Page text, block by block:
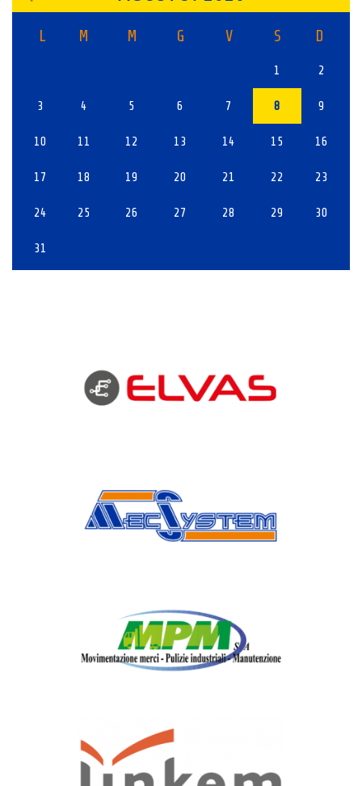
L M M G V S D
1 2
3 4 5 6 7 8 9
10 11 12 13 14 15 16
17 18 19 20 21 22 23
24 25 26 27 28 29 30
31